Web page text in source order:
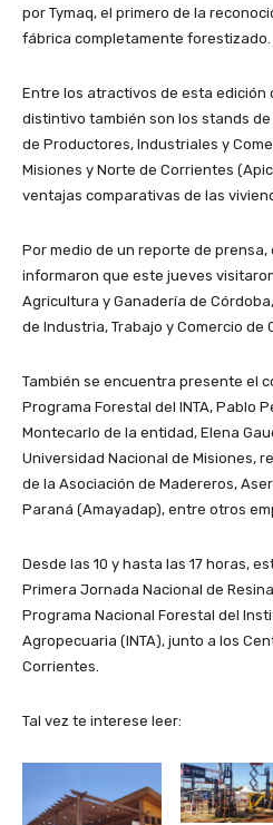
por Tymaq, el primero de la
fábrica completamente forestizado.
Entre los atractivos de esta edición
distintivo también son los stands
de Productores, Industriales y
Misiones y Norte de Corrientes
ventajas comparativas de las
Por medio de un reporte de
informaron que este jueves
Agricultura y Ganadería de
de Industria, Trabajo y Comercio de
También se encuentra presente el
Programa Forestal del INTA, Pablo
Montecarlo de la entidad, Elena
Universidad Nacional de Misiones,
de la Asociación de Madereros,
Paraná (Amayadap), entre otros
Desde las 10 y hasta las 17 horas,
Primera Jornada Nacional de
Programa Nacional Forestal del
Agropecuaria (INTA), junto a los
Corrientes.
Tal vez te interese leer: